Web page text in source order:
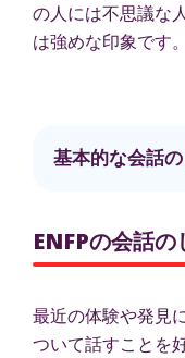
の人には不思議な
は強めな印象です。
基本的な会話
ENFPの会話の
最近の体験や発見
ついて話すことを